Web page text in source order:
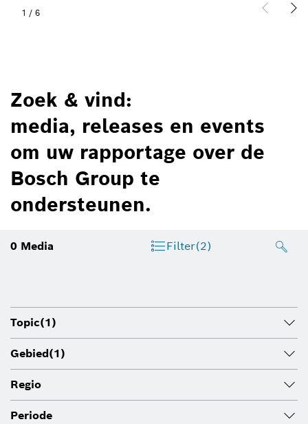
1 / 6
Zoek & vind:
media, releases en events
om uw rapportage over de
Bosch Group te
ondersteunen.
0 Media Filter(2)
Topic(1)
Gebied(1)
Regio
Periode